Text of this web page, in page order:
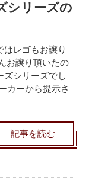
シリーズの
レゴもお譲り
お譲り頂いたの
ズシリーズでし
カーから提示さ
記事を読む